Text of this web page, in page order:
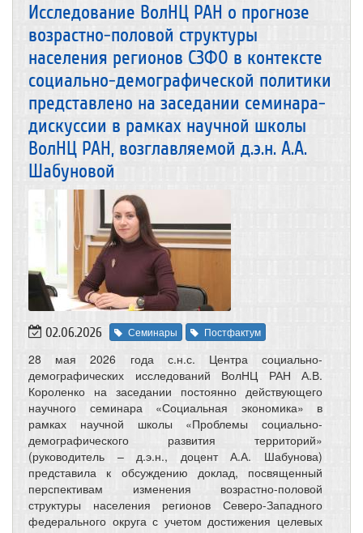
Исследование ВолНЦ РАН о прогнозе
возрастно-половой структуры
населения регионов СЗФО в контексте
социально-демографической политики
представлено на заседании семинара-
дискуссии в рамках научной школы
ВолНЦ РАН, возглавляемой д.э.н. А.А.
Шабуновой
02.06.2026 Семинары Постфактум
28 мая 2026 года с.н.с. Центра социально-
демографических исследований ВолНЦ РАН А.В.
Короленко на заседании постоянно действующего
научного семинара «Социальная экономика» в
рамках научной школы «Проблемы социально-
демографического развития территорий»
(руководитель – д.э.н., доцент А.А. Шабунова)
представила к обсуждению доклад, посвященный
перспективам изменения возрастно-половой
структуры населения регионов Северо-Западного
федерального округа с учетом достижения целевых